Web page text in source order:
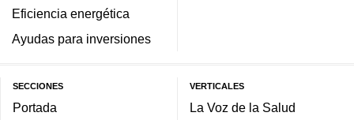
Eficiencia energética
Ayudas para inversiones
SECCIONES
Portada
VERTICALES
La Voz de la Salud